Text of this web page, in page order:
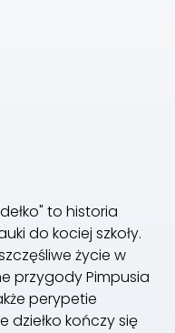
to historia
do kociej szkoły.
życie w
przygody Pimpusia
perypetie
dziełko kończy się